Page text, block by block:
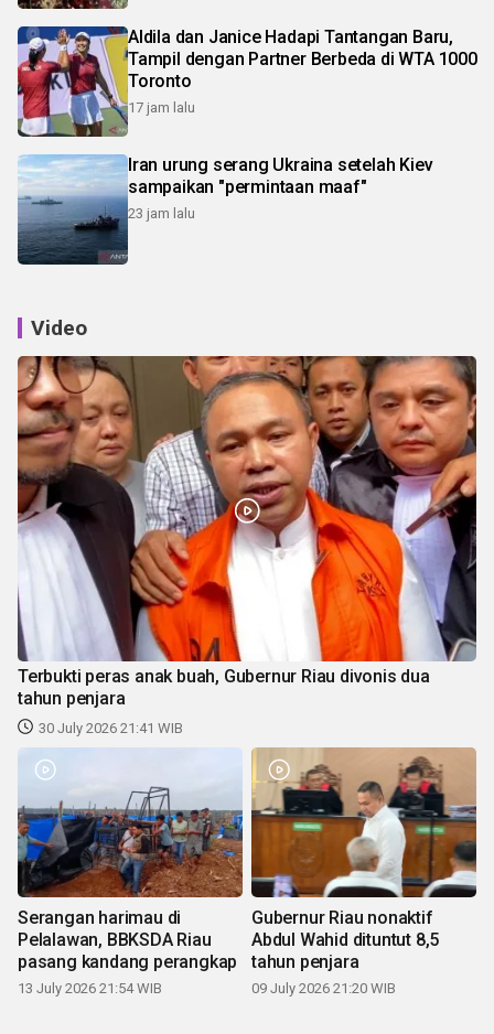
Aldila dan Janice Hadapi Tantangan Baru,
Tampil dengan Partner Berbeda di WTA 1000
Toronto
17 jam lalu
Iran urung serang Ukraina setelah Kiev
sampaikan "permintaan maaf"
23 jam lalu
Video
Terbukti peras anak buah, Gubernur Riau divonis dua
tahun penjara
30 July 2026 21:41 WIB
Serangan harimau di
Pelalawan, BBKSDA Riau
pasang kandang perangkap
13 July 2026 21:54 WIB
Gubernur Riau nonaktif
Abdul Wahid dituntut 8,5
tahun penjara
09 July 2026 21:20 WIB